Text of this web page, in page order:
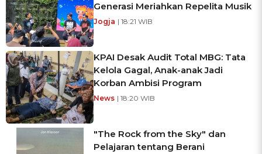
Generasi Meriahkan Repelita Musik
Jogja | 18:21 WIB
KPAI Desak Audit Total MBG: Tata
Kelola Gagal, Anak-anak Jadi
Korban Ambisi Program
News | 18:20 WIB
"The Rock from the Sky" dan
Pelajaran tentang Berani